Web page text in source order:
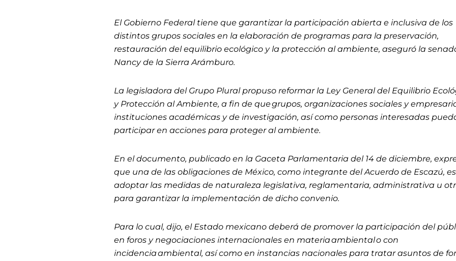
El Gobierno Federal tiene que garantizar la participación abierta e inclusiva de los
distintos grupos sociales en la elaboración de programas para la preservación,
restauración del equilibrio ecológico y la protección al ambiente, aseguró la
Nancy de la Sierra Arámburo.
La legisladora del Grupo Plural propuso reformar la Ley General del Equilibrio
y Protección al Ambiente, a fin de que grupos, organizaciones sociales y
instituciones académicas y de investigación, así como personas interesadas
participar en acciones para proteger al ambiente.
En el documento, publicado en la Gaceta Parlamentaria del 14 de diciembre,
que una de las obligaciones de México, como integrante del Acuerdo de Escazú, es
adoptar las medidas de naturaleza legislativa, reglamentaria, administrativa u
para garantizar la implementación de dicho convenio.
Para lo cual, dijo, el Estado mexicano deberá de promover la participación del
en foros y negociaciones internacionales en materia ambiental o con
incidencia ambiental, así como en instancias nacionales para tratar asuntos de